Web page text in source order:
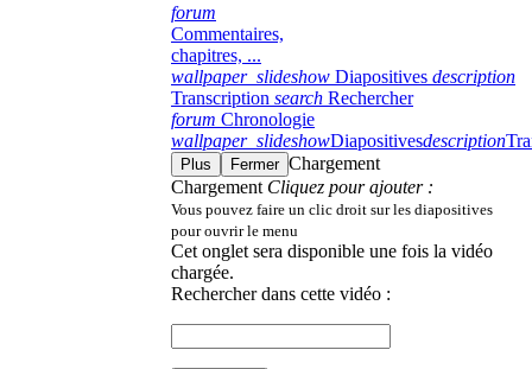
forum
Commentaires,
chapitres, ...
wallpaper_slideshow Diapositives description
Transcription search Rechercher
forum Chronologie
wallpaper_slideshowDiapositivesdescription
Plus Fermer Chargement
Chargement Cliquez pour ajouter :
Vous pouvez faire un clic droit sur les diapositives
pour ouvrir le menu
Cet onglet sera disponible une fois la vidéo
chargée.
Rechercher dans cette vidéo :